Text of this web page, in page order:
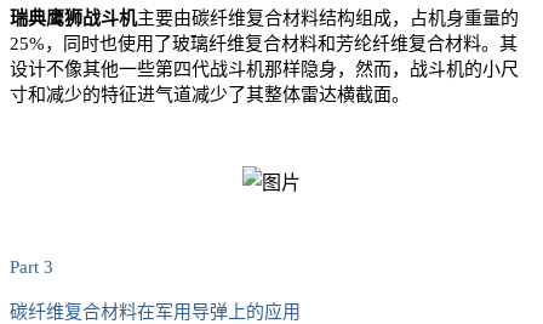
瑞典鹰狮战斗机主要由碳纤维复合材料结构组成，占机身重量的
25%，同时也使用了玻璃纤维复合材料和芳纶纤维复合材料。其
设计不像其他一些第四代战斗机那样隐身，然而，战斗机的小尺
寸和减少的特征进气道减少了其整体雷达横截面。
Part 3
碳纤维复合材料在军用导弹上的应用